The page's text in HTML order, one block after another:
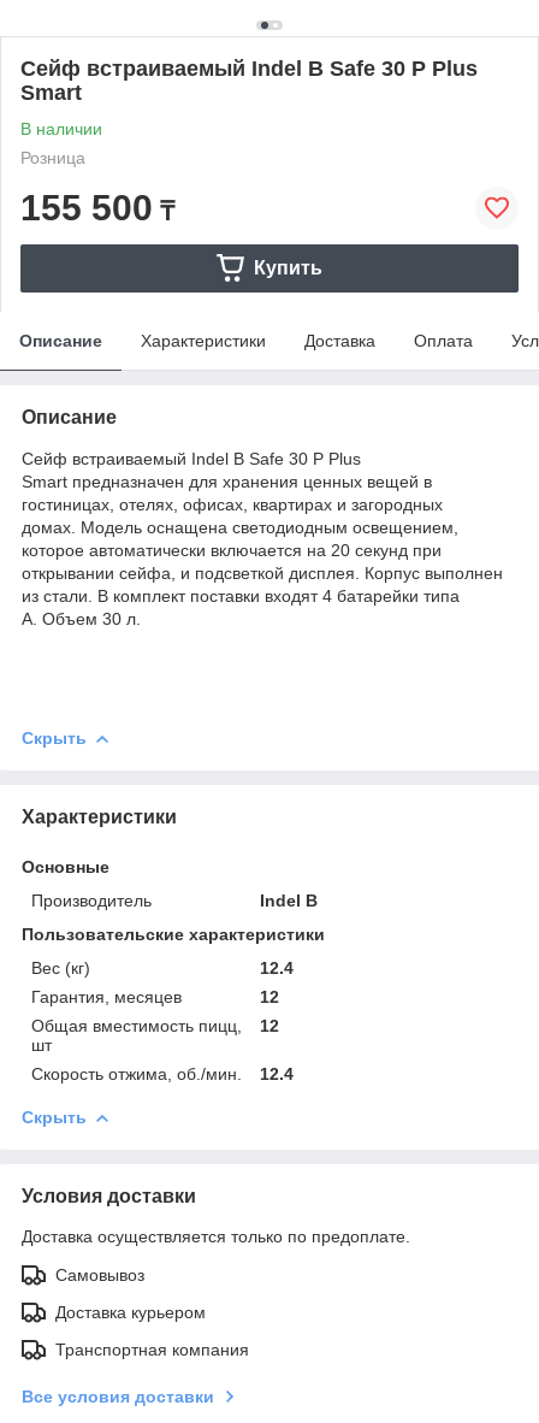
Сейф встраиваемый Indel B Safe 30 P Plus
Smart
В наличии
Розница
155 500 ₸
Купить
Описание Характеристики Доставка Оплата
Описание
Сейф встраиваемый Indel B Safe 30 P Plus
Smart предназначен для хранения ценных вещей в
гостиницах, отелях, офисах, квартирах и загородных
домах. Модель оснащена светодиодным освещением,
которое автоматически включается на 20 секунд при
открывании сейфа, и подсветкой дисплея. Корпус выполнен
из стали. В комплект поставки входят 4 батарейки типа
A. Объем 30 л.
Скрыть
Характеристики
Основные
Производитель
Indel B
Пользовательские характеристики
Вес (кг)
12.4
Гарантия, месяцев
12
Общая вместимость пицц,
шт
12
Скорость отжима, об./мин. 12.4
Скрыть
Условия доставки
Доставка осуществляется только по предоплате.
Самовывоз
Доставка курьером
Транспортная компания
Все условия доставки